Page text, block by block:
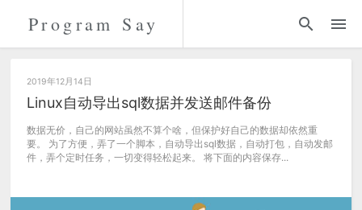
Program Say 代码
2019年12月14日
Linux自动导出sql数据并发送邮件备份
数据无价，自己的网站虽然不算个啥，但保护好自己的数据却依然重
要。 为了方便，弄了一个脚本，自动导出sql数据，自动打包，自动发邮
件，弄个定时任务，一切变得轻松起来。 将下面的内容保存...